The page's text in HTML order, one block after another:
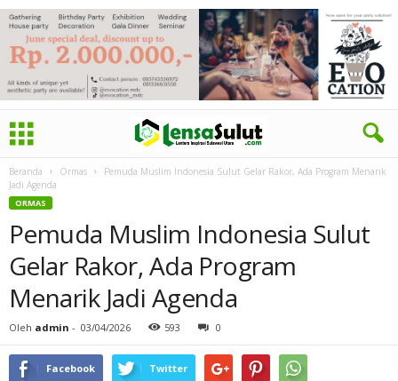
Beranda Ormas
Pemuda Muslim Indonesia Sulut Gelar Rakor, Ada Program Menarik
Jadi Agenda
ORMAS
Pemuda Muslim Indonesia Sulut
Gelar Rakor, Ada Program
Menarik Jadi Agenda
Oleh admin - 03/04/2026 593 0
Facebook Twitter